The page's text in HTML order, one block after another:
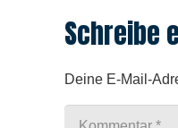
Schreibe
Deine E-Mail-